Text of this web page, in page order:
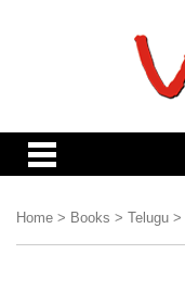
Home > Books > Telugu >